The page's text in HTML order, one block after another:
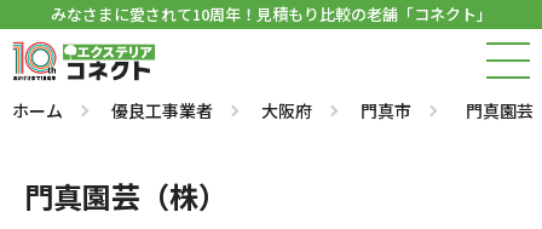
みなさまに愛されて10周年！見積もり比較の老舗「コネクト」
ホーム 優良工事業者 大阪府 門真市 門真園芸
門真園芸（株）